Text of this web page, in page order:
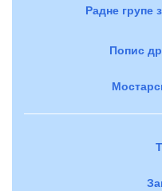
Радне групе
Попис